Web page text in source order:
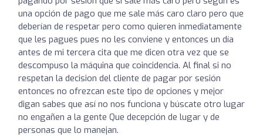
una opción de pago que me sale más caro claro pero que
deberían de respetar pero como quieren inmediatamente
que les pagues pues no les conviene y entonces un día
antes de mi tercera cita que me dicen otra vez que se
descompuso la máquina que coincidencia. Al final si no
respetan la decision del cliente de pagar por sesión
entonces no ofrezcan este tipo de opciones y mejor
digan sabes que así no nos funciona y búscate otro lugar
no engañen a la gente Que decepción de lugar y de
personas que lo manejan.